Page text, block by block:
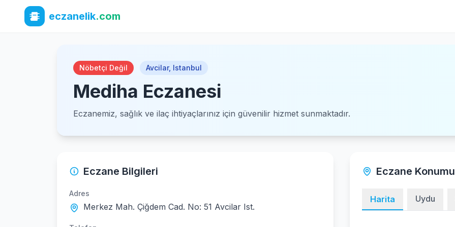
eczanelik.com
Nöbetçi Değil Avcilar, Istanbul
Mediha Eczanesi
Eczanemiz, sağlık ve ilaç ihtiyaçlarınız için güvenilir hizmet sunmaktadır.
Eczane Bilgileri
Adres
Merkez Mah. Çiğdem Cad. No: 51 Avcilar Ist.
Eczane Konumu
Harita Uydu